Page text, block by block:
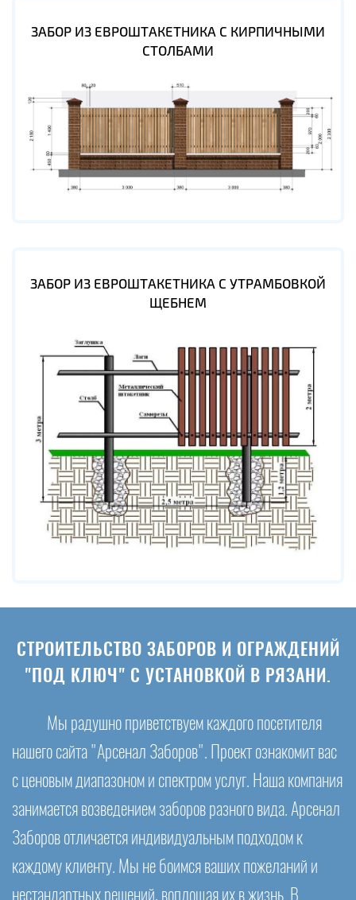
ЗАБОР ИЗ ЕВРОШТАКЕТНИКА С КИРПИЧНЫМИ
СТОЛБАМИ
ЗАБОР ИЗ ЕВРОШТАКЕТНИКА С УТРАМБОВКОЙ
ЩЕБНЕМ
СТРОИТЕЛЬСТВО ЗАБОРОВ И ОГРАЖДЕНИЙ
"ПОД КЛЮЧ" С УСТАНОВКОЙ В РЯЗАНИ.
Мы радушно приветствуем каждого посетителя
нашего сайта "Арсенал Заборов". Проект ознакомит вас
с ценовым диапазоном и спектром услуг. Наша компания
занимается возведением заборов разного вида. Арсенал
Заборов отличается индивидуальным подходом к
каждому клиенту. Мы не боимся ваших пожеланий и
нестандартных решений, воплощая их в жизнь. В